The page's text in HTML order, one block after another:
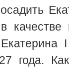
года.